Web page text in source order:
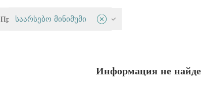
Право на труд
საარსებო მინიმუმი
Информация не